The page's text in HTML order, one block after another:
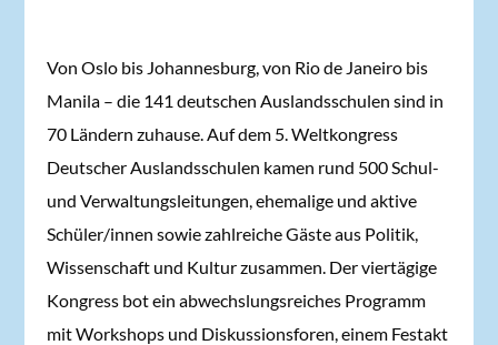
Von Oslo bis Johannesburg, von Rio de Janeiro bis
Manila – die 141 deutschen Auslandsschulen sind in
70 Ländern zuhause. Auf dem 5. Weltkongress
Deutscher Auslandsschulen kamen rund 500 Schul-
und Verwaltungsleitungen, ehemalige und aktive
Schüler/innen sowie zahlreiche Gäste aus Politik,
Wissenschaft und Kultur zusammen. Der viertägige
Kongress bot ein abwechslungsreiches Programm
mit Workshops und Diskussionsforen, einem Festakt